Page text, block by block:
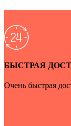
БЫСТРАЯ
Очень быстрая